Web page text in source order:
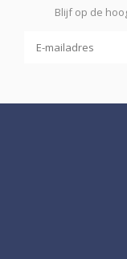
Blijf op de